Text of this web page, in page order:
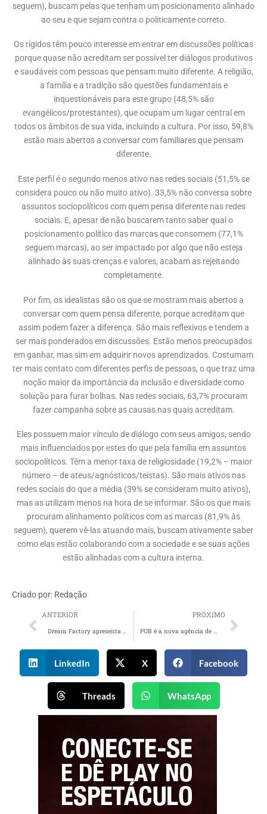
seguem), buscam pelas que tenham um posicionamento alinhado
ao seu e que sejam contra o politicamente correto.
Os rígidos têm pouco interesse em entrar em discussões políticas
porque quase não acreditam ser possível ter diálogos produtivos
e saudáveis com pessoas que pensam muito diferente. A religião,
a família e a tradição são questões fundamentais e
inquestionáveis para este grupo (48,5% são
evangélicos/protestantes), que ocupam um lugar central em
todos os âmbitos de sua vida, incluindo a cultura. Por isso, 59,8%
estão mais abertos a conversar com familiares que pensam
diferente.
Este perfil é o segundo menos ativo nas redes sociais (51,5% se
considera pouco ou não muito ativo). 33,5% não conversa sobre
assuntos sociopolíticos com quem pensa diferente nas redes
sociais. E, apesar de não buscarem tanto saber qual o
posicionamento político das marcas que consomem (77,1%
seguem marcas), ao ser impactado por algo que não esteja
alinhado às suas crenças e valores, acabam as rejeitando
completamente.
Por fim, os idealistas são os que se mostram mais abertos a
conversar com quem pensa diferente, porque acreditam que
assim podem fazer a diferença. São mais reflexivos e tendem a
ser mais ponderados em discussões. Estão menos preocupados
em ganhar, mas sim em adquirir novos aprendizados. Costumam
ter mais contato com diferentes perfis de pessoas, o que traz uma
noção maior da importância da inclusão e diversidade como
solução para furar bolhas. Nas redes sociais, 63,7% procuram
fazer campanha sobre as causas nas quais acreditam.
Eles possuem maior vínculo de diálogo com seus amigos, sendo
mais influenciados por estes do que pela família em assuntos
sociopolíticos. Têm a menor taxa de religiosidade (19,2% – maior
número – de ateus/agnósticos/teístas). São mais ativos nas
redes sociais do que a média (39% se consideram muito ativos),
mas as utilizam menos na hora de se informar. São os que mais
procuram alinhamento políticos com as marcas (81,9% às
seguem), querem vê-las atuando mais, buscam ativamente saber
como elas estão colaborando com a sociedade e se suas ações
estão alinhadas com a cultura interna.
Criado por: Redação
ANTERIOR
Dream Factory apresenta o festival MNFST
PRÓXIMO
PUB é a nova agência de PR da Studio Z
LinkedIn X Facebook
Threads WhatsApp